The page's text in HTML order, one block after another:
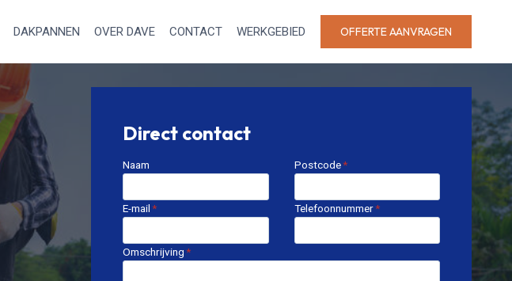
DAKPANNEN OVER DAVE CONTACT WERKGEBIED OFFERTE AANVRAGEN
Direct contact
Naam
E-mail*
Postcode*
Telefoonnummer*
Omschrijving*